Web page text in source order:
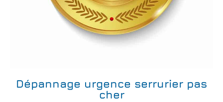
Dépannage urgence serrurier pas
cher